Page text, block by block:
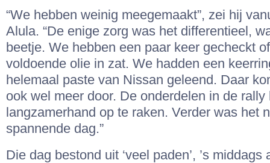
“We hebben weinig meegemaakt”, zei hij
Alula. “De enige zorg was het differentieel,
beetje. We hebben een paar keer gecheckt
voldoende olie in zat. We hadden een
helemaal paste van Nissan geleend. Daar
ook wel meer door. De onderdelen in de rally
langzamerhand op te raken. Verder was het
spannende dag.”
Die dag bestond uit ‘veel paden’, ’s